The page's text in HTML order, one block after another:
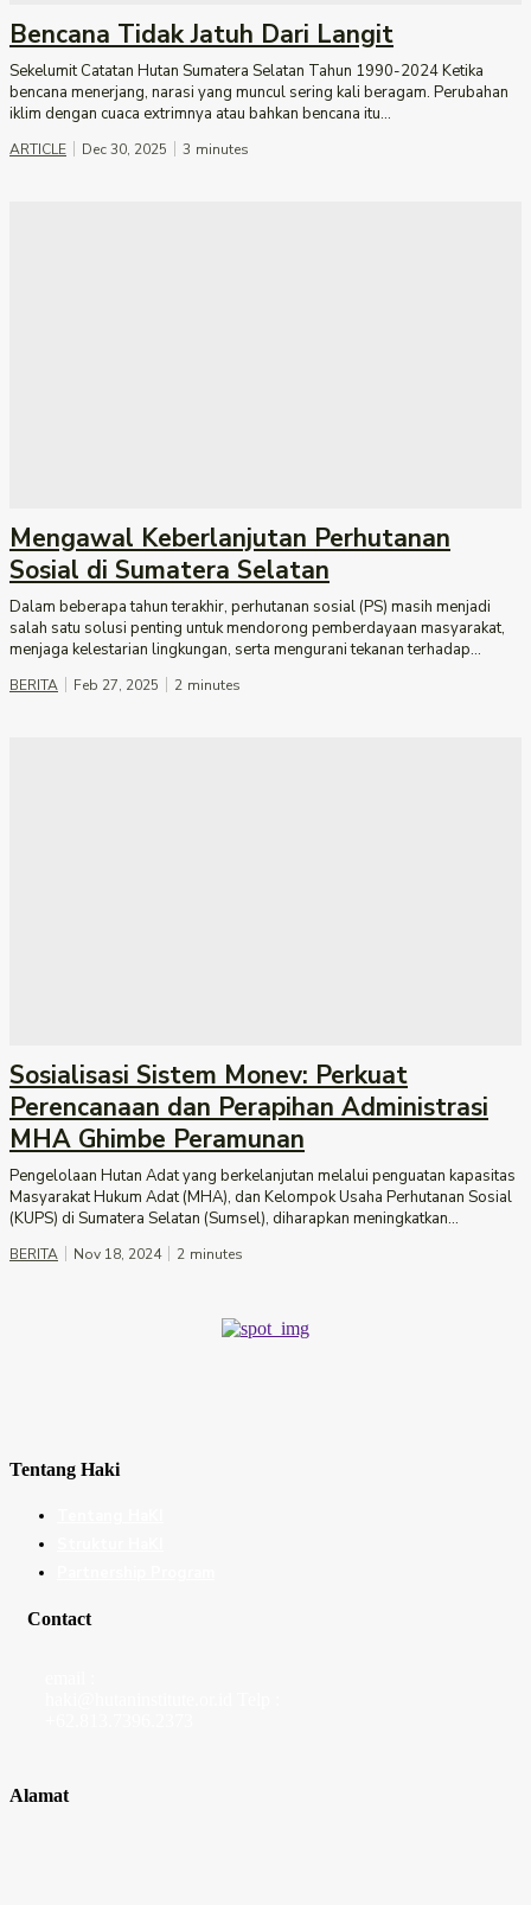
Bencana Tidak Jatuh Dari Langit
Sekelumit Catatan Hutan Sumatera Selatan Tahun 1990-2024 Ketika
bencana menerjang, narasi yang muncul sering kali beragam. Perubahan
iklim dengan cuaca extrimnya atau bahkan bencana itu...
ARTICLE Dec 30, 2025 3 minutes
Mengawal Keberlanjutan Perhutanan
Sosial di Sumatera Selatan
Dalam beberapa tahun terakhir, perhutanan sosial (PS) masih menjadi
salah satu solusi penting untuk mendorong pemberdayaan masyarakat,
menjaga kelestarian lingkungan, serta mengurani tekanan terhadap...
BERITA Feb 27, 2025 2 minutes
Sosialisasi Sistem Monev: Perkuat
Perencanaan dan Perapihan Administrasi
MHA Ghimbe Peramunan
Pengelolaan Hutan Adat yang berkelanjutan melalui penguatan kapasitas
Masyarakat Hukum Adat (MHA), dan Kelompok Usaha Perhutanan Sosial
(KUPS) di Sumatera Selatan (Sumsel), diharapkan meningkatkan...
BERITA Nov 18, 2024 2 minutes
Tentang Haki
Contact
Alamat